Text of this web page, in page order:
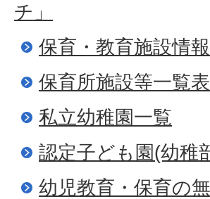
チ」
保育・教育施設情報
保育所施設等一覧表
私立幼稚園一覧
認定子ども園(幼稚
幼児教育・保育の